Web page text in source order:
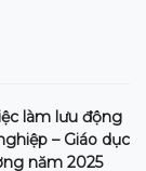
làm lưu động
– Giáo dục
năm 2025